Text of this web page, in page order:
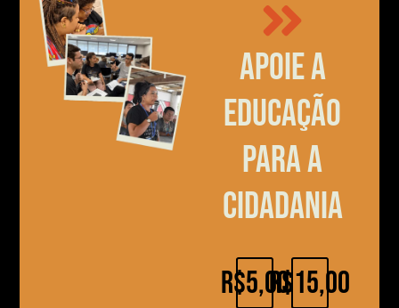
Apoie a
educação
para a
cidadania
R$5,00R$15,00